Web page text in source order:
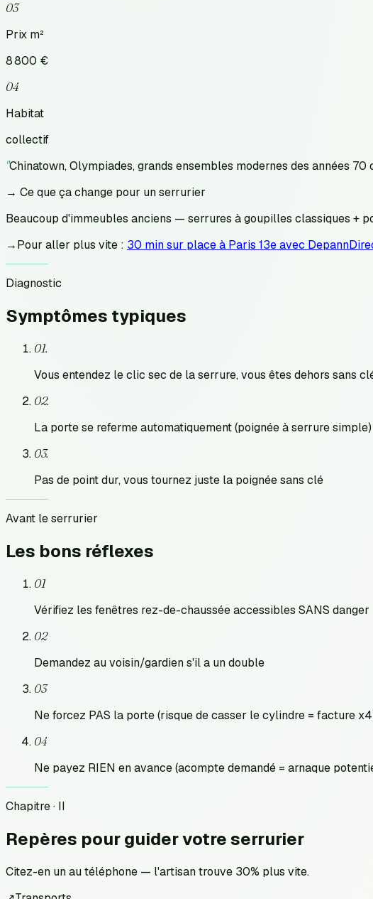
03
Prix m²
8 800 €
04
Habitat
collectif
"Chinatown, Olympiades, grands ensembles modernes des années
→ Ce que ça change pour un serrurier
Beaucoup d'immeubles anciens — serrures à goupilles classiques +
→Pour aller plus vite : 30 min sur place à Paris 13e avec
Diagnostic
Symptômes typiques
01.
Vous entendez le clic sec de la serrure, vous êtes dehors sans
02.
La porte se referme automatiquement (poignée à serrure simple)
03.
Pas de point dur, vous tournez juste la poignée sans clé
Avant le serrurier
Les bons réflexes
01
Vérifiez les fenêtres rez-de-chaussée accessibles SANS danger
02
Demandez au voisin/gardien s'il a un double
03
Ne forcez PAS la porte (risque de casser le cylindre = facture
04
Ne payez RIEN en avance (acompte demandé = arnaque
Chapitre · II
Repères pourguider votre serrurier
Citez-en un au téléphone — l'artisan trouve 30% plus vite.